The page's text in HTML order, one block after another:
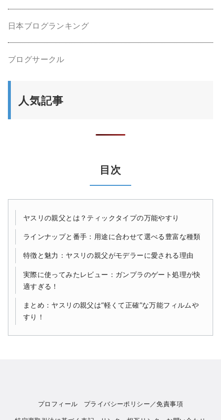
日本ブログランキング
ブログサークル
人気記事
目次
ヤスリの親父とは？ティックタイプの万能やすり
ラインナップと番手：用途に合わせて選べる豊富な種類
特徴と魅力：ヤスリの親父がモデラーに愛される理由
実際に使ってみたレビュー：ガンプラのゲート処理が快
適すぎる！
まとめ：ヤスリの親父は“軽くて正確”な万能フィルムや
すり！
プロフィール プライバシーポリシー／免責事項